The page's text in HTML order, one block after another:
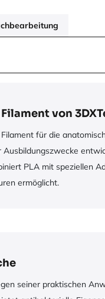
von
für die
PLA mit speziellen
ermöglicht.​
seiner praktischen